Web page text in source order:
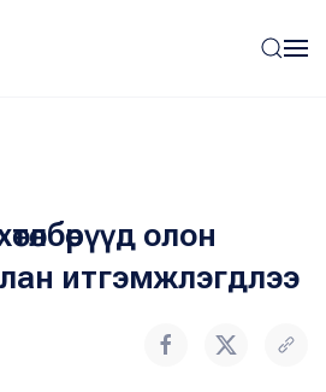
олон
итгэмжлэгдлээ